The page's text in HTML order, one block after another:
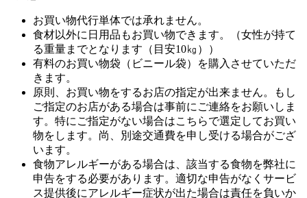
お買い物代行単体では承れません。
食材以外に日用品もお買い物できます。（女性が持て
る重量までとなります（目安10㎏））
有料のお買い物袋（ビニール袋）を購入させていただ
きます。
原則、お買い物をするお店の指定が出来ません。もし
ご指定のお店がある場合は事前にご連絡をお願いしま
す。特にご指定がない場合はこちらで選定してお買い
物をします。尚、別途交通費を申し受ける場合がござ
います。
食物アレルギーがある場合は、該当する食物を弊社に
申告をする必要があります。適切な申告がなくサービ
ス提供後にアレルギー症状が出た場合は責任を負いか